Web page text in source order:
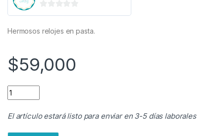
0
e
Hermosos relojes en pasta.
$59,000
RELOJ EN PASTA quantity
El artículo estará listo para enviar en 3-5 días laborales